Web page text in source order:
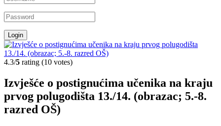
4.3/5 rating (10 votes)
Izvješće o postignućima učenika na kraju
prvog polugodišta 13./14. (obrazac; 5.-8.
razred OŠ)